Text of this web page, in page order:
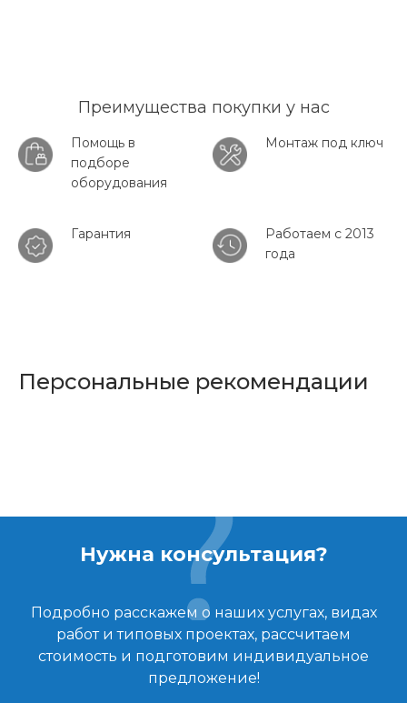
Преимущества покупки у нас
Помощь в
подборе
оборудования
Монтаж под ключ
Гарантия
Работаем с 2013
года
Персональные рекомендации
Нужна консультация?
Подробно расскажем о наших услугах, видах
работ и типовых проектах, рассчитаем
стоимость и подготовим индивидуальное
предложение!